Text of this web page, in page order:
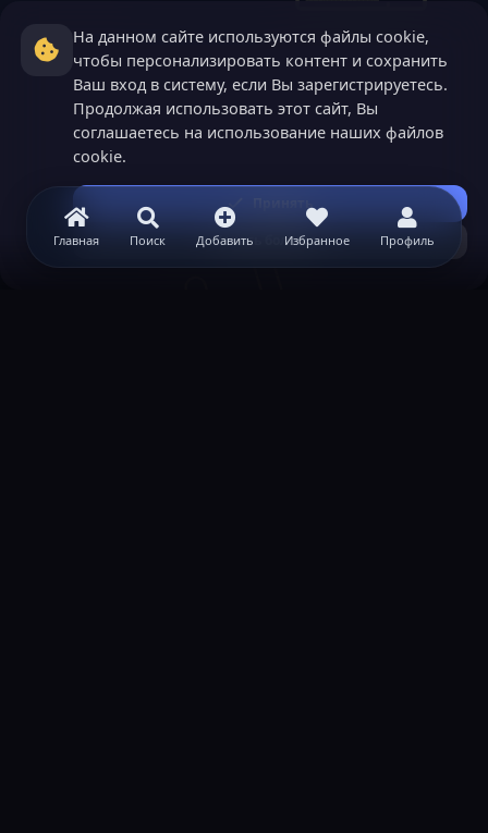
Главная Поиск Добавить Избранное Профиль
На данном сайте используются файлы cookie,
чтобы персонализировать контент и сохранить
Ваш вход в систему, если Вы зарегистрируетесь.
Продолжая использовать этот сайт, Вы
соглашаетесь на использование наших файлов
cookie.
Принять
Узнать больше...